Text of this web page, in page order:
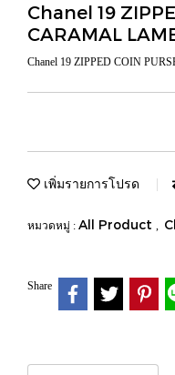
Chanel 19
CARAMAL
Chanel 19 ZIPPED COIN
เพิ่มรายการโปรด
หมวดหมู่ : All Product ,
Share